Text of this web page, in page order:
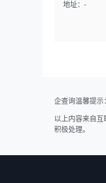
地址：-
企查询温馨提示：
以上内容来自
积极处理。